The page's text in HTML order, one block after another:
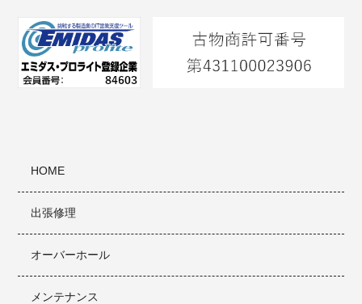
HOME
出張修理
オーバーホール
メンテナンス